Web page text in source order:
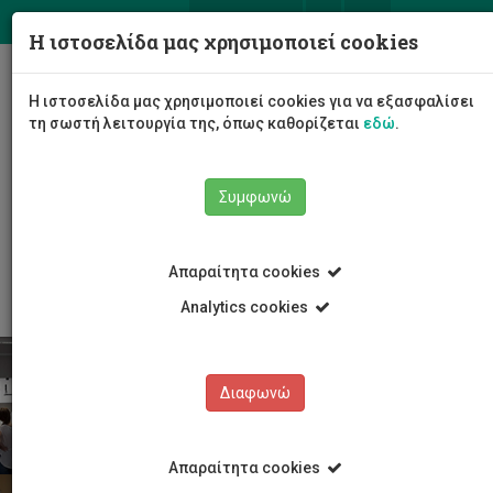
Σχολή Καλών και Εφαρμοσμένων Τεχνών
Τμήμα Πολυμέσων και Γραφικών Τεχνών
Διδακτορικοί Φοιτητές
Η ιστοσελίδα μας χρησιμοποιεί cookies
Η ιστοσελίδα μας χρησιμοποιεί cookies για να εξασφαλίσει
τη σωστή λειτουργία της, όπως καθορίζεται εδώ.
Συμφωνώ
Απαραίτητα cookies
Analytics cookies
Διαφωνώ
Απαραίτητα cookies